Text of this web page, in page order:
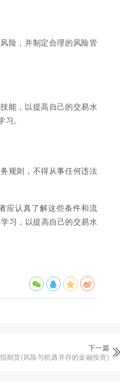
险，并制定合理的风险管
能，以提高自己的交易水
。
规则，不得从事任何违法
应认真了解这些条件和流
习，以提高自己的交易水
下一篇
期货(风险与机遇并存的金融投资)